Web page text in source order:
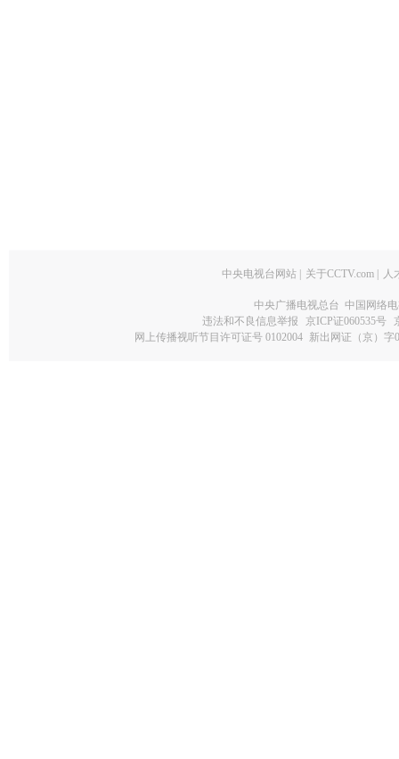
中央电视台网站 关于CCTV.com 人
中央广播电视总台 中国网络
违法和不良信息举报
京ICP证060535号
网上传播视听节目许可证号 0102004 新出网证（京）